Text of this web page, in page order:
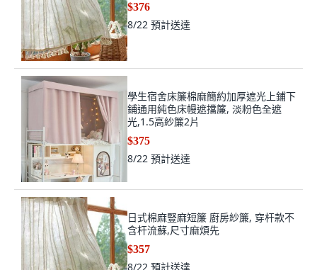
$376
8/22 預計送達
學生宿舍床簾棉麻簡約加厚遮光上鋪下
鋪通用純色床幔遮擋簾, 淡粉色全遮
光,1.5高紗簾2片
$375
8/22 預計送達
日式棉麻豎麻短簾 廚房紗簾, 穿杆款不
含杆流蘇,尺寸麻煩先
$357
8/22 預計送達